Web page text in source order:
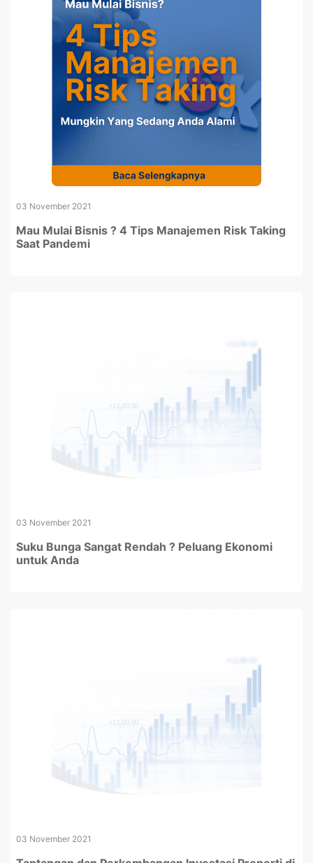
03 November 2021
Mau Mulai Bisnis ? 4 Tips Manajemen Risk Taking
Saat Pandemi
03 November 2021
Suku Bunga Sangat Rendah ? Peluang Ekonomi
untuk Anda
03 November 2021